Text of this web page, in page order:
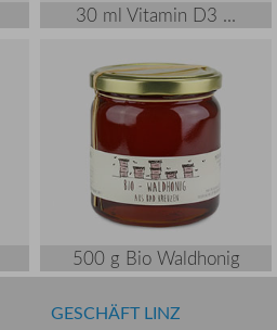
30 ml Vitamin D3 ...
500 g Bio Waldhonig
GESCHÄFT LINZ